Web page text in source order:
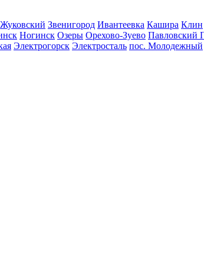
Жуковский Звенигород Ивантеевка Кашира Клин
Ногинск Озеры Орехово-Зуево Павловский
Электрогорск Электросталь пос. Молодежный